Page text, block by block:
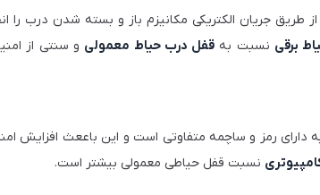
جریان الکتریکی مکانیزم باز و بسته شدن درب
برقی نسبت به قفل درب حیاط معمولی و سنتی از
دارای رمز و ساچمه متفاوتی است و این باععث
نسبت قفل حیاطی معمولی بیشتر است.